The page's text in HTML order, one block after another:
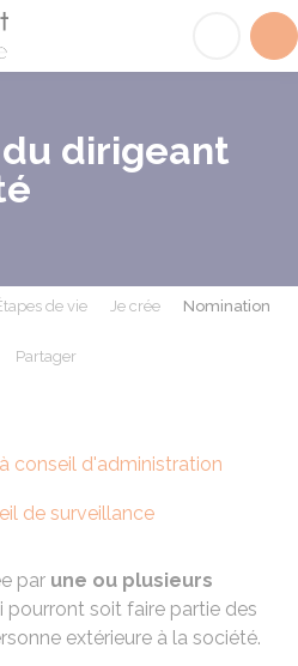
dirigeant
de vie Je crée
Nomination
Partager
conseil d'administration
de surveillance
par une ou plusieurs
pourront soit faire partie des
extérieure à la société.